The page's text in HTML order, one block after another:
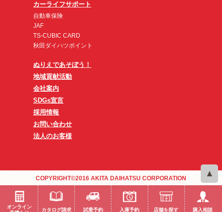
カーライフサポート
自動車保険
JAF
TS-CUBIC CARD
秋田ダイハツポイント
ぬりえであそぼう！
地域貢献活動
会社案内
SDGs宣言
採用情報
お問い合わせ
法人のお客様
COPYRIGHT©2016 AKITA DAIHATSU CORPORATION
オンライン
カタログ請求 試乗予約 入庫予約 店舗を探す 購入相談